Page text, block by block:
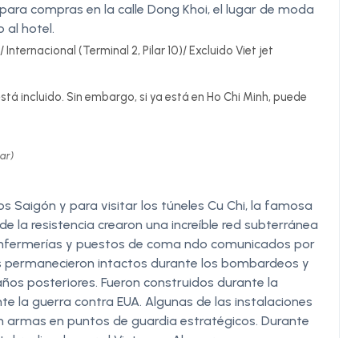
compras en la calle Dong Khoi, el lugar de moda
al hotel.
(Terminal 2, Pilar 10)/ Excluido Viet jet
incluido. Sin embargo, si ya está en Ho Chi Minh, puede
Saigón y para visitar los túneles Cu Chi, la famosa
la resistencia crearon una increíble red subterránea
y puestos de coma ndo comunicados por
permanecieron intactos durante los bombardeos y
posteriores. Fueron construidos durante la
la guerra contra EUA. Algunas de las instalaciones
armas en puntos de guardia estratégicos. Durante